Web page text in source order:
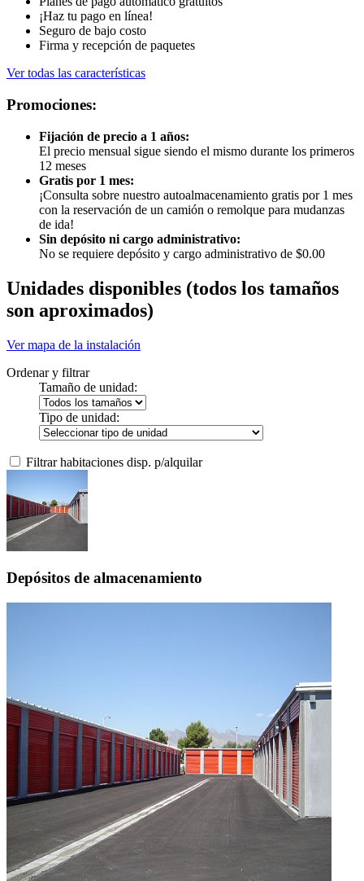
¡Haz tu pago en línea!
Seguro de bajo costo
Firma y recepción de paquetes
Ver todas las características
Promociones:
Fijación de precio a 1 años:
El precio mensual sigue siendo el mismo durante los primeros
12 meses
Gratis por 1 mes:
¡Consulta sobre nuestro autoalmacenamiento gratis por 1 mes
con la reservación de un camión o remolque para mudanzas
de ida!
Sin depósito ni cargo administrativo:
No se requiere depósito y cargo administrativo de $0.00
Unidades disponibles (todos los tamaños
son aproximados)
Ver mapa de la instalación
Ordenar y filtrar
Tamaño de unidad:
Tipo de unidad:
Filtrar habitaciones disp. p/alquilar
Depósitos de almacenamiento